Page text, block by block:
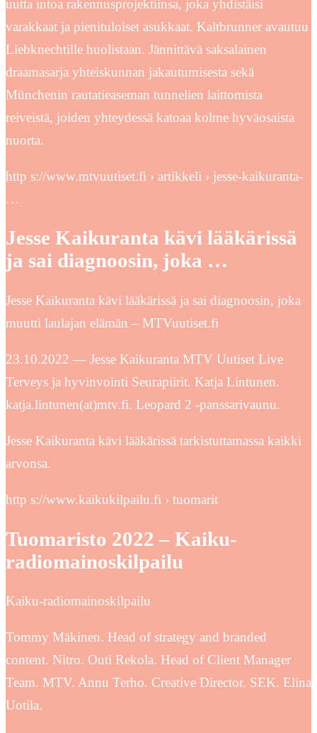
uutta intoa rakennusprojektiinsa, joka yhdistäisi
varakkaat ja pienituloiset asukkaat. Kaltbrunner avautuu
Liebknechtille huolistaan. Jännittävä saksalainen
draamasarja yhteiskunnan jakautumisesta sekä
Münchenin rautatieaseman tunnelien laittomista
reiveistä, joiden yhteydessä katoaa kolme hyväosaista
nuorta.
http s://www.mtvuutiset.fi › artikkeli › jesse-kaikuranta-
…
Jesse Kaikuranta kävi lääkärissä
ja sai diagnoosin, joka …
Jesse Kaikuranta kävi lääkärissä ja sai diagnoosin, joka
muutti laulajan elämän – MTVuutiset.fi
23.10.2022 — Jesse Kaikuranta MTV Uutiset Live
Terveys ja hyvinvointi Seurapiirit. Katja Lintunen.
katja.lintunen(at)mtv.fi. Leopard 2 -panssarivaunu.
Jesse Kaikuranta kävi lääkärissä tarkistuttamassa kaikki
arvonsa.
http s://www.kaikukilpailu.fi › tuomarit
Tuomaristo 2022 – Kaiku-
radiomainoskilpailu
Kaiku-radiomainoskilpailu
Tommy Mäkinen. Head of strategy and branded
content. Nitro. Outi Rekola. Head of Client Manager
Team. MTV. Annu Terho. Creative Director. SEK. Elina
Uotila.